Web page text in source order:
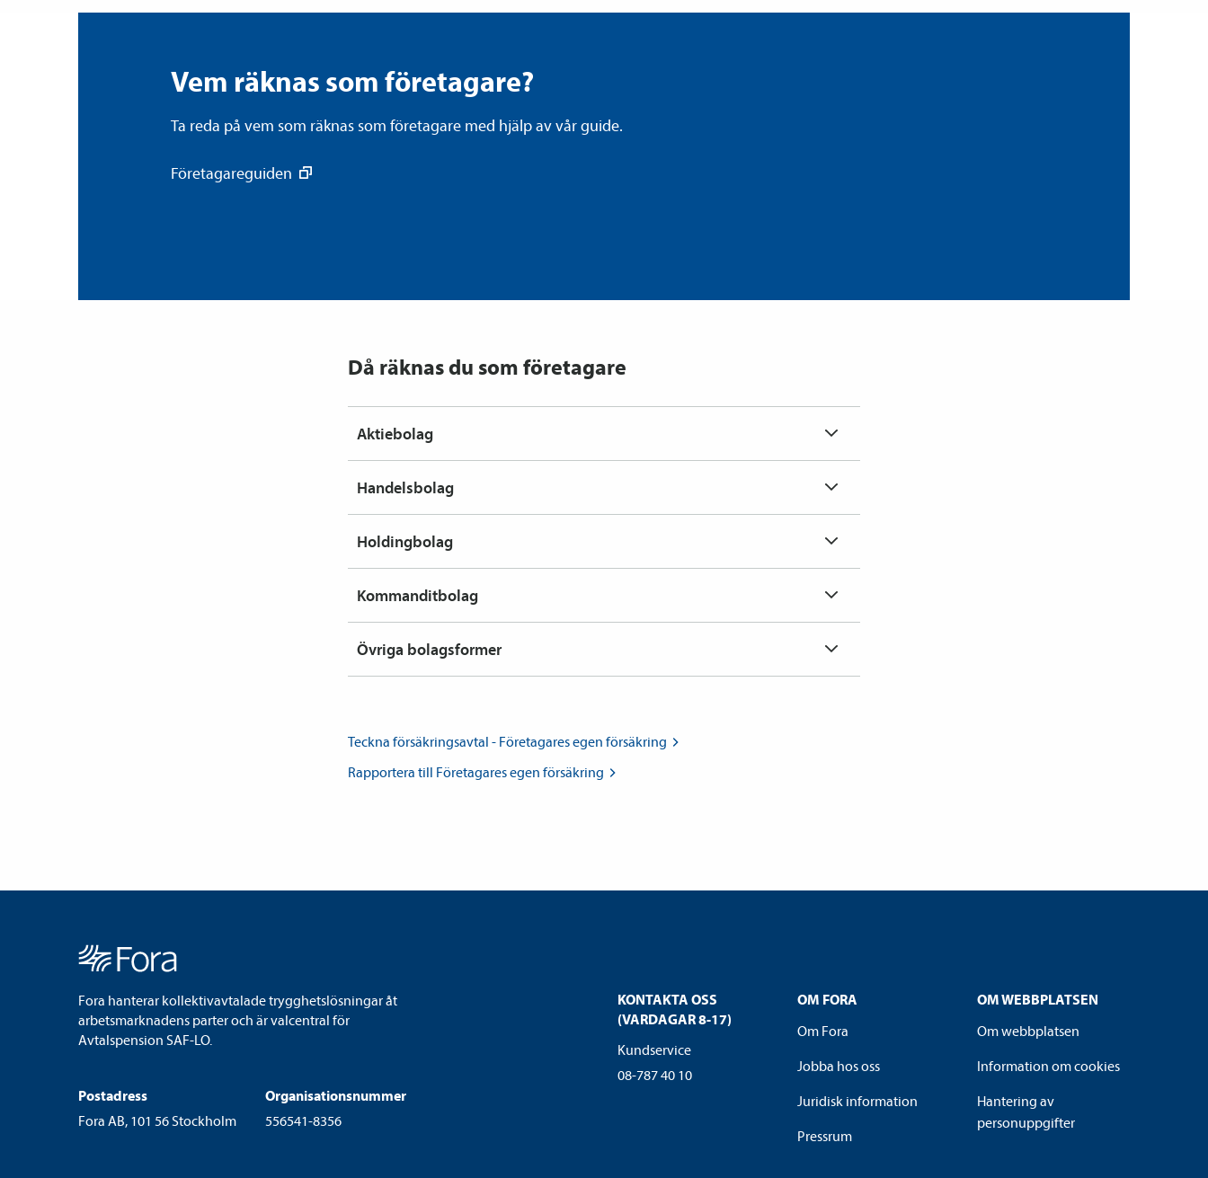
Vem räknas som företagare?
Ta reda på vem som räknas som företagare med hjälp av vår guide.
Företagareguiden
Då räknas du som företagare
Aktiebolag
Handelsbolag
Holdingbolag
Kommanditbolag
Övriga bolagsformer
Teckna försäkrings­avtal - Företagares egen försäkring
Rapportera till Företagares egen försäkring
KONTAKTA OSS
(VARDAGAR 8-17)
Kundservice
08-787 40 10
OM FORA
Om Fora
Jobba hos oss
Juridisk information
Pressrum
OM WEBBPLATSEN
Om webbplatsen
Information om cookies
Hantering av
personuppgifter
Fora hanterar kollektivavtalade trygghetslösningar åt
arbetsmarknadens parter och är valcentral för
Avtalspension SAF-LO.
Postadress
Fora AB, 101 56 Stockholm
Organisationsnummer
556541-8356